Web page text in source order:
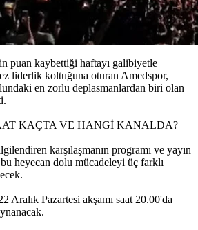
puan kaybettiği haftayı galibiyetle
liderlik koltuğuna oturan Amedspor,
en zorlu deplasmanlardan biri olan
KAÇTA VE HANGİ KANALDA?
karşılaşmanın programı ve yayın
heyecan dolu mücadeleyi üç farklı
Aralık Pazartesi akşamı saat 20.00'da